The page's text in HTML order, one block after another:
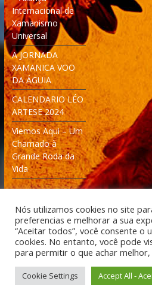
Internacional de
Xamanismo
Universal
A JORNADA
XAMANICA VOO
DA ÁGUIA
CALENDARIO LÉO
ARTESE 2024
Viemos Aqui – Um
Chamado à
Grande Roda da
Vida
Desenvolvido: Moleculas4D -
Tecnologia
Nós utilizamos cookies no site
preferencias e melhorar a sua
“Aceitar todos”, você consente o
cookies. No entanto, você pode
para permitir o que achar melhor,
Cookie Settings Accept All -